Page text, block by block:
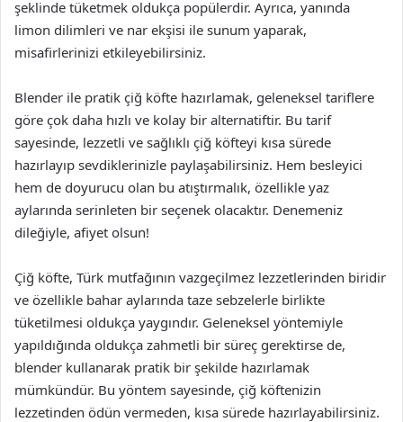
şeklinde tüketmek oldukça popülerdir. Ayrıca, yanında
limon dilimleri ve nar ekşisi ile sunum yaparak,
misafirlerinizi etkileyebilirsiniz.
Blender ile pratik çiğ köfte hazırlamak, geleneksel tariflere
göre çok daha hızlı ve kolay bir alternatiftir. Bu tarif
sayesinde, lezzetli ve sağlıklı çiğ köfteyi kısa sürede
hazırlayıp sevdiklerinizle paylaşabilirsiniz. Hem besleyici
hem de doyurucu olan bu atıştırmalık, özellikle yaz
aylarında serinleten bir seçenek olacaktır. Denemeniz
dileğiyle, afiyet olsun!
Çiğ köfte, Türk mutfağının vazgeçilmez lezzetlerinden biridir
ve özellikle bahar aylarında taze sebzelerle birlikte
tüketilmesi oldukça yaygındır. Geleneksel yöntemiyle
yapıldığında oldukça zahmetli bir süreç gerektirse de,
blender kullanarak pratik bir şekilde hazırlamak
mümkündür. Bu yöntem sayesinde, çiğ köftenizin
lezzetinden ödün vermeden, kısa sürede hazırlayabilirsiniz.